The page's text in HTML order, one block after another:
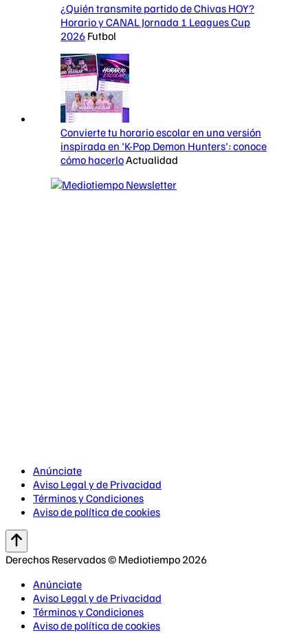
¿Quién transmite partido de Chivas HOY?
Horario y CANAL Jornada 1 Leagues Cup
2026 Futbol
Convierte tu horario escolar en una versión
inspirada en 'K-Pop Demon Hunters': conoce
cómo hacerloActualidad
Anúnciate
Aviso Legal y de Privacidad
Términos y Condiciones
Aviso de política de cookies
Derechos Reservados © Mediotiempo 2026
Anúnciate
Aviso Legal y de Privacidad
Términos y Condiciones
Aviso de política de cookies